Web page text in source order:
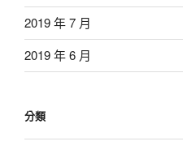
2019 年 7 月
2019 年 6 月
分類